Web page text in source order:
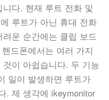
다. 현재 루트 전화 및
루트가 아닌 휴대 전화
운 순간에는 클립 보드
드폰에서는 여러 가지
이 아쉽습니다. 두 기능
일이 발생하면 루트가
. 제 생각에 ikeymonitor